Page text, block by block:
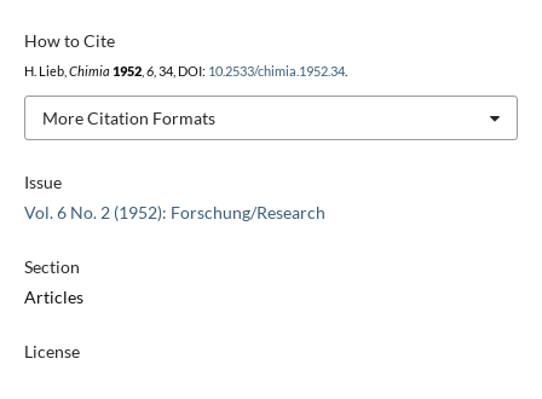
Issue
Vol. 6 No. 2 (1952): Forschung/Research
Section
Articles
License
How to Cite
H. Lieb, Chimia 1952, 6, 34, DOI: 10.2533/chimia.1952.34.
More Citation Formats